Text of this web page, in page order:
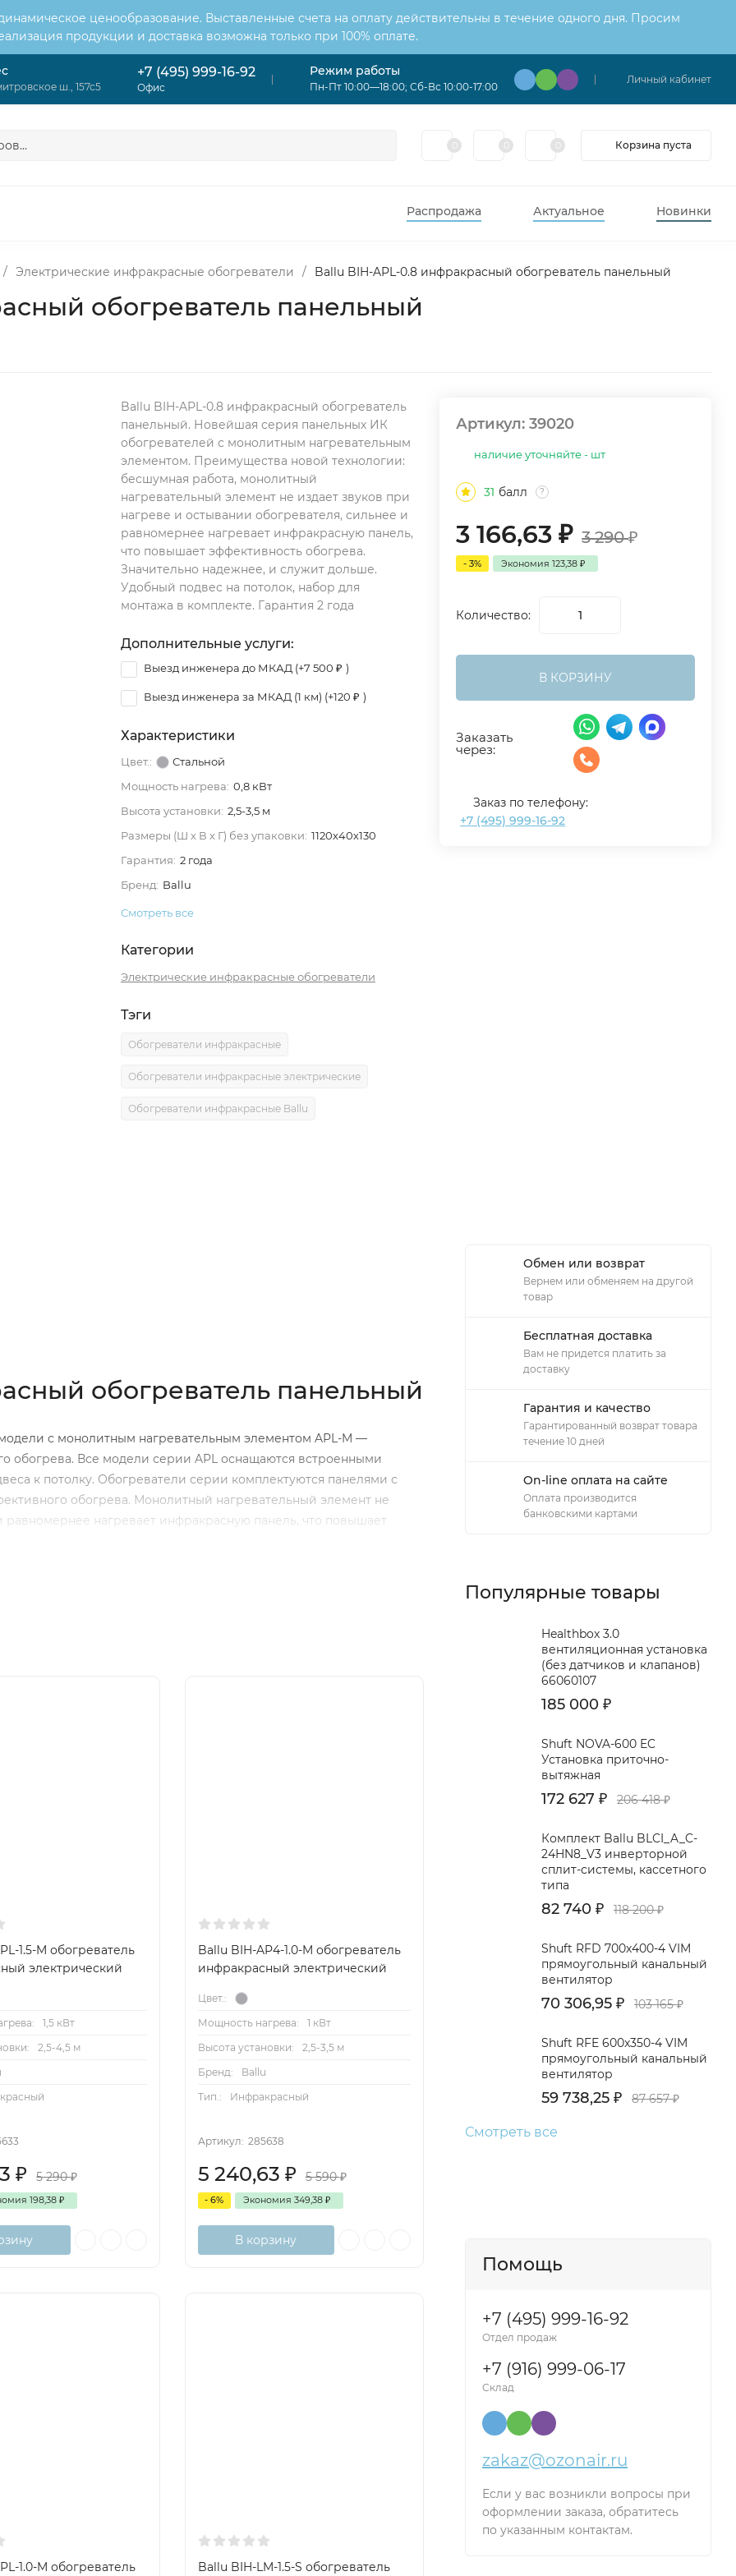
ценообразование. Выставленные счета на оплату действительны в течение одного дня. Просим
продукции и доставка возможна только при 100% оплате.
ш., 157с5
+7 (495) 999-16-92
Офис
Режим работы
Пн-Пт 10:00—18:00; Сб-Вс 10:00-17:00
Личный кабинет
Корзина пуста
Распродажа Актуальное Новинки
/ Электрические инфракрасные обогреватели / Ballu BIH-APL-0.8 инфракрасный обогреватель панельный
обогреватель панельный
Ballu BIH-APL-0.8 инфракрасный обогреватель
панельный. Новейшая серия панельных ИК
обогревателей с монолитным нагревательным
элементом. Преимущества новой технологии:
бесшумная работа, монолитный
нагревательный элемент не издает звуков при
нагреве и остывании обогревателя, сильнее и
равномернее нагревает инфракрасную панель,
что повышает эффективность обогрева.
Значительно надежнее, и служит дольше.
Удобный подвес на потолок, набор для
монтажа в комплекте. Гарантия 2 года
Дополнительные услуги:
Выезд инженера до МКАД (+7 500 ₽ )
Выезд инженера за МКАД (1 км) (+120 ₽ )
Характеристики
Цвет.:
Стальной
Мощность нагрева: 0,8 кВт
Высота установки: 2,5-3,5 м
Размеры (Ш х В х Г) без упаковки: 1120х40х130
Гарантия: 2 года
Бренд: Ballu
Смотреть все
Категории
Электрические инфракрасные обогреватели
Тэги
Обогреватели инфракрасные
Обогреватели инфракрасные электрические
Обогреватели инфракрасные Ballu
Артикул:39020
наличие уточняйте - шт
31 балл ?
3 166,63₽ 3 290₽
- 3% Экономия123,38₽
Количество:
В КОРЗИНУ
Заказать
через:
Заказ по телефону:
+7 (495) 999-16-92
обогреватель панельный
с монолитным нагревательным элементом APL-M —
обогрева. Все модели серии APL оснащаются встроенными
к потолку. Обогреватели серии комплектуются панелями с
обогрева. Монолитный нагревательный элемент не
равномернее нагревает инфракрасную панель, что повышает
позволяет наиболее гибко подобрать приборы для обогрева
солнцу, они излучают тепловую энергию в инфракрасном
1.5-M обогреватель
электрический
1,5 кВт
2,5-4,5 м
₽ 5 290₽
198,38₽
Ballu BIH-AP4-1.0-M обогреватель
инфракрасный электрический
Цвет.:
Мощность нагрева:
1 кВт
Высота установки:
2,5-3,5 м
Бренд:
Ballu
Тип.:
Инфракрасный
Артикул: 285638
5 240,63 ₽ 5 590₽
- 6% Экономия 349,38 ₽
В корзину
1.0-M обогреватель Ballu BIH-LM-1.5-S обогреватель
Обмен или возврат
Вернем или обменяем на другой
товар
Бесплатная доставка
Вам не придется платить за
доставку
Гарантия и качество
Гарантированный возврат товара
течение 10 дней
On-line оплата на сайте
Оплата производится
банковскими картами
Популярные товары
Healthbox 3.0
вентиляционная установка
(без датчиков и клапанов)
66060107
185 000 ₽
Shuft NOVA-600 EC
Установка приточно-
вытяжная
172 627 ₽ 206 418₽
Комплект Ballu BLCI_A_C-
24HN8_V3 инверторной
сплит-системы, кассетного
типа
82 740 ₽ 118 200₽
Shuft RFD 700x400-4 VIM
прямоугольный канальный
вентилятор
70 306,95 ₽ 103 165₽
Shuft RFE 600x350-4 VIM
прямоугольный канальный
вентилятор
59 738,25 ₽ 87 657₽
Смотреть все
Помощь
+7 (495) 999-16-92
Отдел продаж
+7 (916) 999-06-17
Склад
zakaz@ozonair.ru
Если у вас возникли вопросы при
оформлении заказа, обратитесь
по указанным контактам.